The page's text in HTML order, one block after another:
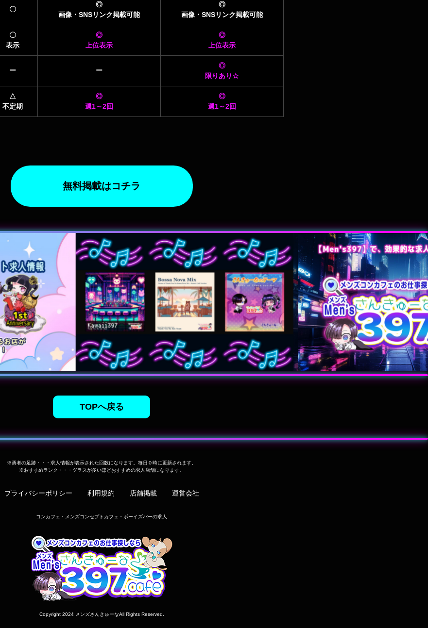
〇
◎
画像・SNSリンク掲載可能
◎
画像・SNSリンク掲載可能
〇
表示
◎
上位表示
◎
上位表示
ー ー
◎
限りあり☆
△
不定期
◎
週1～2回
◎
週1～2回
無料掲載はコチラ
TOPへ戻る
※勇者の足跡・・・求人情報が表示された回数になります。毎日０時に更新されます。
※おすすめランク・・・グラスが多いほどおすすめの求人店舗になります。
プライバシーポリシー 利用規約 店舗掲載 運営会社
コンカフェ・メンズコンセプトカフェ・ボーイズバーの求人
Copyright 2024 メンズさんきゅーなAll Rights Reserved.